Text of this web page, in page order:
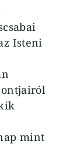
Isteni
mint